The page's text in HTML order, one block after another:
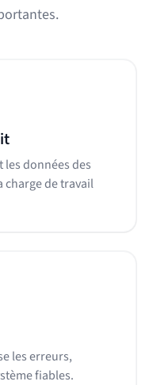
les données des
charge de travail
les erreurs,
fiables.